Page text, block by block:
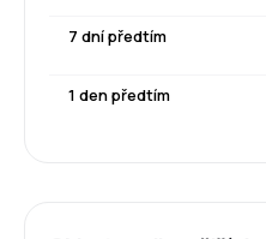
7 dní předtím
1 den předtím